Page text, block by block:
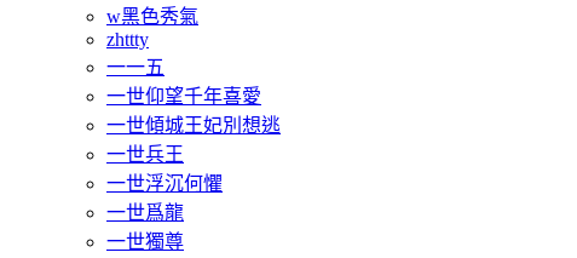
w黑色秀氣
zhttty
一一五
一世仰望千年喜愛
一世傾城王妃別想逃
一世兵王
一世浮沉何懼
一世爲龍
一世獨尊